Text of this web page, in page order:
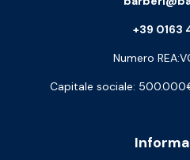
+39 0163
Numero
Capitale sociale: